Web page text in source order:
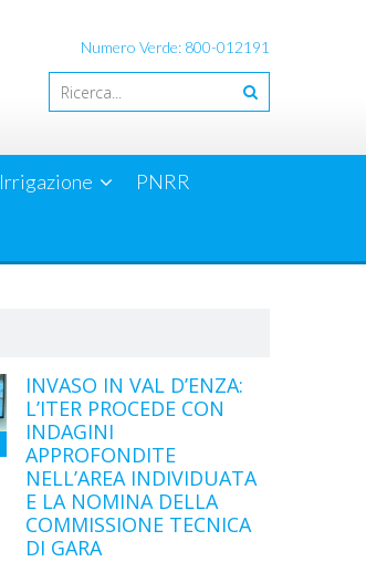
Numero Verde: 800-012191
Irrigazione PNRR
INVASO IN VAL D’ENZA:
L’ITER PROCEDE CON
INDAGINI
APPROFONDITE
NELL’AREA INDIVIDUATA
E LA NOMINA DELLA
COMMISSIONE TECNICA
DI GARA